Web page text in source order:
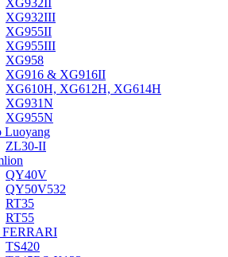
XG932II
XG932III
XG955II
XG955III
XG958
XG916 & XG916II
XG610H, XG612H, XG614H
XG931N
XG955N
Luoyang
ZL30-II
QY40V
QY50V532
RT35
RT55
FERRARI
TS420